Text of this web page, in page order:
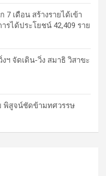
7 เดือน สร้างรายได้เข้า
รได้ประโยชน์ 42,409 ราย
ฯ จัดเดิน-วิ่ง สมาธิ วิสาขะ
พิสูจน์ชัดข้ามทศวรรษ